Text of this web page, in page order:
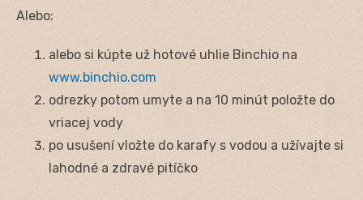
Alebo:
alebo si kúpte už hotové uhlie Binchio na
www.binchio.com
odrezky potom umyte a na 10 minút položte do
vriacej vody
po usušení vložte do karafy s vodou a užívajte si
lahodné a zdravé pitíčko